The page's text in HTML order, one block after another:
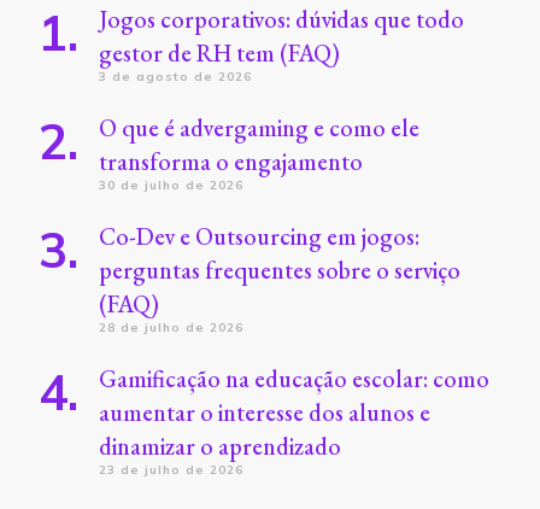
Jogos corporativos: dúvidas que todo
gestor de RH tem (FAQ)
3 de agosto de 2026
O que é advergaming e como ele
transforma o engajamento
30 de julho de 2026
Co-Dev e Outsourcing em jogos:
perguntas frequentes sobre o serviço
(FAQ)
28 de julho de 2026
Gamificação na educação escolar: como
aumentar o interesse dos alunos e
dinamizar o aprendizado
23 de julho de 2026